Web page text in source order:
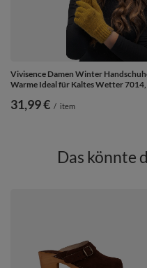
Vivisence Damen Winter
Warme Ideal für Kaltes Wetter
31,99 € / item
Das könnte